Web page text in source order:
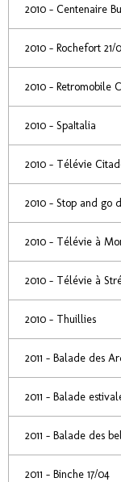
2010 - Centenaire
2010 - Rochefort 21/
2010 - Retromobile
2010 - SpaItalia
2010 - Télévie
2010 - Stop and go
2010 - Télévie à
2010 - Télévie à
2010 - Thuillies
2011 - Balade des
2011 - Balade
2011 - Balade des
2011 - Binche 17/04